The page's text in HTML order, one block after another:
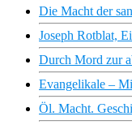
Die Macht der
Joseph Rotblat,
Durch Mord zur
Evangelikale –
Öl. Macht.